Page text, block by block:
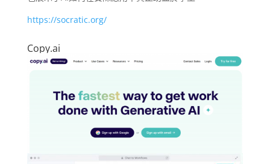
https://socratic.org/
Copy.ai